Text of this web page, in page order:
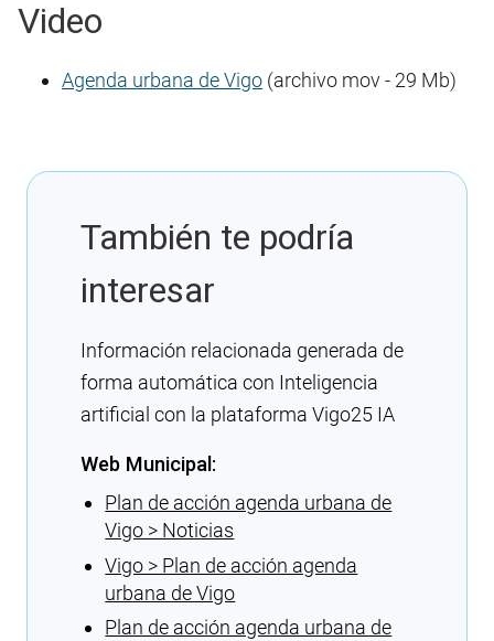
Video
Agenda urbana de Vigo (archivo mov - 29 Mb)
También te podría
interesar
Información relacionada generada de
forma automática con Inteligencia
artificial con la plataforma Vigo25 IA
Web Municipal:
Plan de acción agenda urbana de
Vigo > Noticias
Vigo > Plan de acción agenda
urbana de Vigo
Plan de acción agenda urbana de